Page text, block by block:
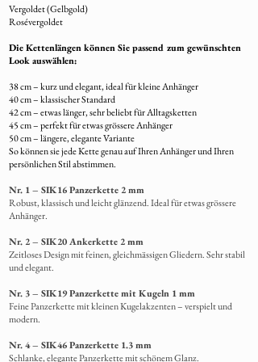
8. Rückgabe von Restmaterial
Übrig gebliebenes Fell wird
fertigen Schmuck zurückgeschickt.
Vergoldet (Gelbgold)
Rosévergoldet
Die Kettenlängen können Sie passend zum gewünschten
Look auswählen:
38 cm – kurz und elegant, ideal für kleine Anhänger
40 cm – klassischer Standard
42 cm – etwas länger, sehr beliebt für Alltagsketten
45 cm – perfekt für etwas grössere Anhänger
50 cm – längere, elegante Variante
So können sie jede Kette genau auf Ihren Anhänger und Ihren
persönlichen Stil abstimmen.
Nr. 1 – SIK16 Panzerkette 2 mm
Robust, klassisch und leicht glänzend. Ideal für etwas grössere
Anhänger.
Nr. 2 – SIK20 Ankerkette 2 mm
Zeitloses Design mit feinen, gleichmässigen Gliedern. Sehr stabil
und elegant.
Nr. 3 – SIK19 Panzerkette mit Kugeln 1 mm
Feine Panzerkette mit kleinen Kugelakzenten – verspielt und
modern.
Nr. 4 – SIK46 Panzerkette 1.3 mm
Schlanke,elegante Panzerkette mit schönem Glanz.